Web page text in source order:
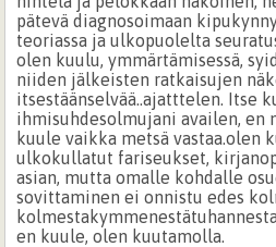
pätevä diagnosoimaan
teoriassa ja ulkopuolelta
olen kuulu, ymmärtämisessä,
niiden jälkeisten ratkaisujen
itsestäänselvää..ajatttelen. Itse
ihmisuhdesolmujani availen, en
kuule vaikka metsä vastaa.olen
ulkokullatut fariseukset,
asian, mutta omalle kohdalle
sovittaminen ei onnistu edes
en kuule, olen kuutamolla.